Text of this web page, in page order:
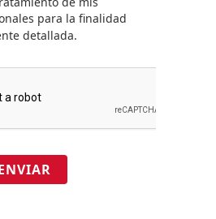
para la finalidad
detallada.